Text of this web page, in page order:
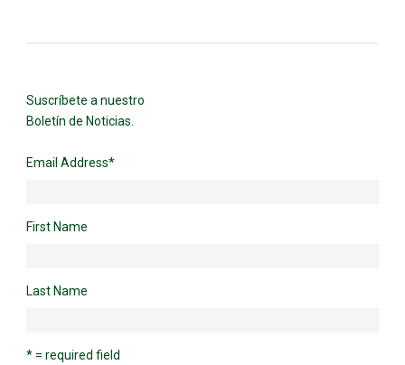
Suscríbete a nuestro
Boletín de Noticias.
Email Address*
First Name
Last Name
* = required field